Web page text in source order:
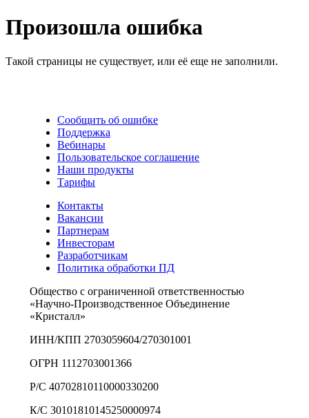
Произошла ошибка
Такой страницы не существует, или её еще не заполнили.
Сообщить об ошибке
Поддержка
Вебинары
Пользовательское соглашение
Наши продукты
Тарифы
Контакты
Вакансии
Партнерам
Инвесторам
Разработчикам
Политика обработки ПД
Общество с ограниченной ответственностью
«Научно-Производственное Объединение
«Кристалл»
ИНН/КПП 2703059604/270301001
ОГРН 1112703001366
Р/С 40702810110000330200
К/С 30101810145250000974